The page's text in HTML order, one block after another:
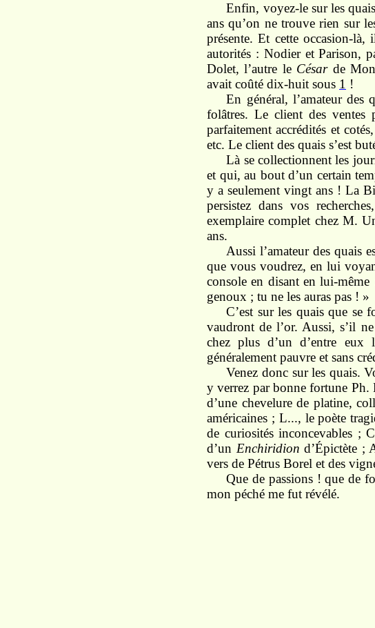
Enfin, voyez-le sur les
ans qu’on ne trouve rien sur
présente. Et cette occasion-
autorités : Nodier et Parison,
Dolet, l’autre le Césarde
avait coûté dix-huit sous 1 !
En général, l’amateur des
folâtres. Le client des ventes
parfaitement accrédités et
etc. Le client des quais s’est
Là se collectionnent les
et qui, au bout d’un certain
y a seulement vingt ans ! La
persistez dans vos
exemplaire complet chez M.
ans.
Aussi l’amateur des quais
que vous voudrez, en lui
console en disant en lui-
genoux ; tu ne les auras pas ! »
C’est sur les quais que se
vaudront de l’or. Aussi, s’il
chez plus d’un d’entre eux
généralement pauvre et sans
Venez donc sur les quais.
y verrez par bonne fortune Ph.
d’une chevelure de platine,
américaines ; L..., le poète
de curiosités inconcevables ;
d’un Enchiridion d’Épictète ;
vers de Pétrus Borel et des
Que de passions ! que de
mon péché me fut révélé.